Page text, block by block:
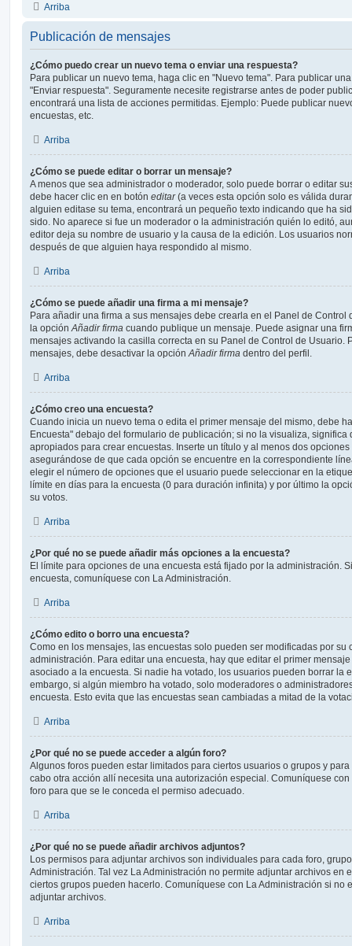
Arriba
Publicación de mensajes
¿Cómo puedo crear un nuevo tema o enviar una respuesta?
Para publicar un nuevo tema, haga clic en "Nuevo tema". Para publicar
"Enviar respuesta". Seguramente necesite registrarse antes de poder
encontrará una lista de acciones permitidas. Ejemplo: Puede publicar
encuestas, etc.
Arriba
¿Cómo se puede editar o borrar un mensaje?
A menos que sea administrador o moderador, solo puede borrar o editar
debe hacer clic en en botón editar(a veces esta opción solo es válida
alguien editase su tema, encontrará un pequeño texto indicando que ha
sido. No aparece si fue un moderador o la administración quién lo editó,
editor deja su nombre de usuario y la causa de la edición. Los usuarios
después de que alguien haya respondido al mismo.
Arriba
¿Cómo se puede añadir una firma a mi mensaje?
Para añadir una firma a sus mensajes debe crearla en el Panel de Control
la opción Añadir firma cuando publique un mensaje. Puede asignar una
mensajes activando la casilla correcta en su Panel de Control de Usuario.
mensajes, debe desactivar la opción Añadir firma dentro del perfil.
Arriba
¿Cómo creo una encuesta?
Cuando inicia un nuevo tema o edita el primer mensaje del mismo, debe
Encuesta" debajo del formulario de publicación; si no la visualiza, significa
apropiados para crear encuestas. Inserte un título y al menos dos
asegurándose de que cada opción se encuentre en la correspondiente
elegir el número de opciones que el usuario puede seleccionar en la
límite en días para la encuesta (0 para duración infinita) y por último la
su votos.
Arriba
¿Por qué no se puede añadir más opciones a la encuesta?
El límite para opciones de una encuesta está fijado por la administración.
encuesta, comuníquese con La Administración.
Arriba
¿Cómo edito o borro una encuesta?
Como en los mensajes, las encuestas solo pueden ser modificadas por
administración. Para editar una encuesta, hay que editar el primer
asociado a la encuesta. Si nadie ha votado, los usuarios pueden borrar la
embargo, si algún miembro ha votado, solo moderadores o
encuesta. Esto evita que las encuestas sean cambiadas a mitad de la
Arriba
¿Por qué no se puede acceder a algún foro?
Algunos foros pueden estar limitados para ciertos usuarios o grupos y
cabo otra acción allí necesita una autorización especial. Comuníquese
foro para que se le conceda el permiso adecuado.
Arriba
¿Por qué no se puede añadir archivos adjuntos?
Los permisos para adjuntar archivos son individuales para cada foro,
Administración. Tal vez La Administración no permite adjuntar archivos en
ciertos grupos pueden hacerlo. Comuníquese con La Administración si no
adjuntar archivos.
Arriba